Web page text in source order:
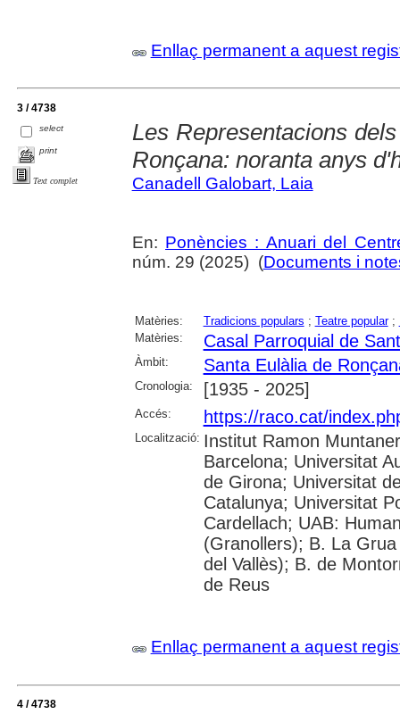
Enllaç permanent a aquest
3 / 4738
select
print
Text complet
Les Representacions
Ronçana: noranta anys
Canadell Galobart, Laia
En: Ponències : Anuari del
núm. 29 (2025) (Documents i
Matèries: Tradicions populars ; Teatre popular;
Matèries:
Casal Parroquial de
Àmbit: Santa Eulàlia de
Cronologia: [1935 - 2025]
Accés: https://raco.cat/
Localització: Institut Ramon
Barcelona; Universitat
de Girona; Universitat
Catalunya; Universitat
Cardellach; UAB:
(Granollers); B. La
del Vallès); B. de
de Reus
Enllaç permanent a aquest
4 / 4738